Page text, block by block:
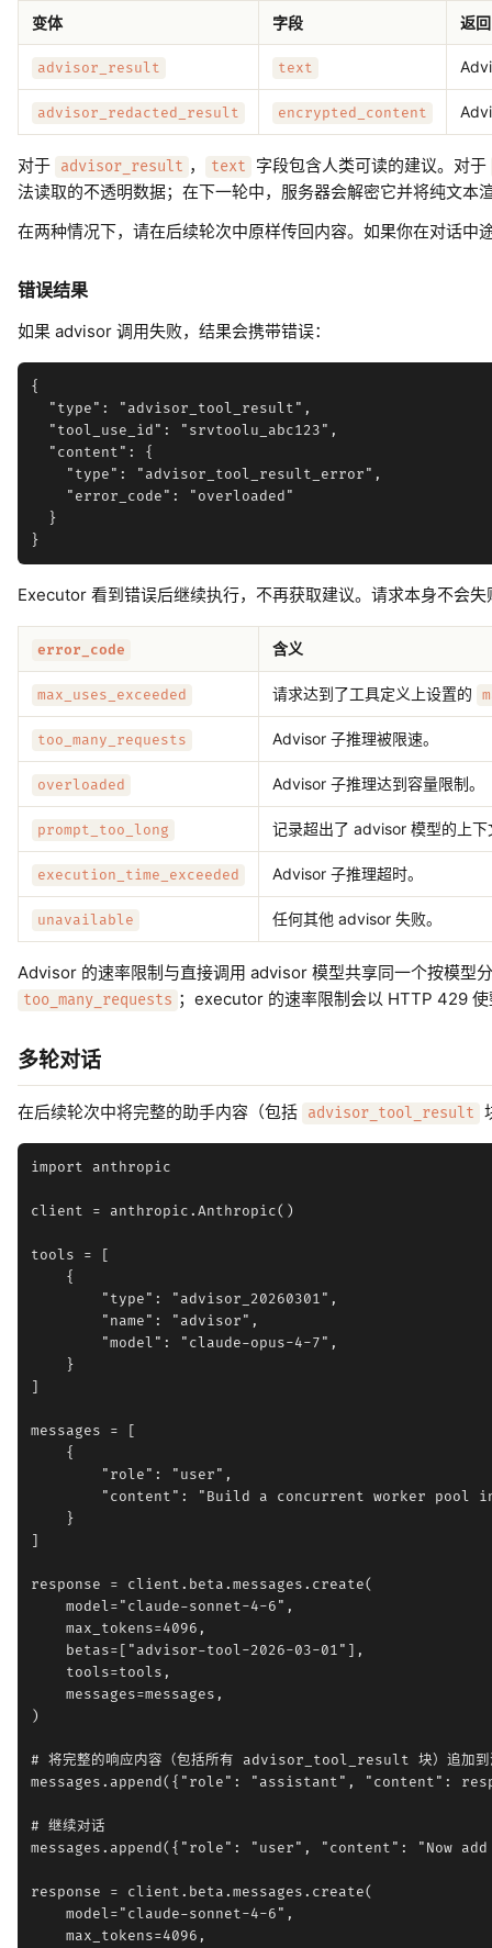
变体 字段 返
advisor_result text
advisor_redacted_result encrypted_content
对于 advisor_result ， text
字段包含人类可读的建议。对于
法读取的不透明数据；在下一轮中，服务器会解密它并将纯文本
在两种情况下，请在后续轮次中原样传回内容。如果你在对话
错误结果
如果 advisor 调用失败，结果会携带错误：
{
  "type": "advisor_tool_result",
  "tool_use_id": "srvtoolu_abc123",
  "content": {
    "type": "advisor_tool_result_error",
    "error_code": "overloaded"
  }
Executor 看到错误后继续执行，不再获取建议。请求本身不会失
error_code 含义
max_uses_exceeded 请求达到了工具定义上设置的
too_many_requests Advisor 子推理被限速。
overloaded Advisor 子推理达到容量限制。
prompt_too_long 记录超出了 advisor 模型的上下
execution_time_exceeded Advisor 子推理超时。
unavailable 任何其他 advisor 失败。
Advisor 的速率限制与直接调用 advisor 模型共享同一个按模型
too_many_requests ；executor 的速率限制会以 HTTP 429
多轮对话
在后续轮次中将完整的助手内容（包括 advisor_tool_result
import anthropic
client = anthropic.Anthropic()
tools = [
    {
        "type": "advisor_20260301",
        "name": "advisor",
        "model": "claude-opus-4-7",
    }
]
messages = [
    {
        "role": "user",
"content": "Build a concurrent worker pool
    }
]
response = client.beta.messages.create(
    model="claude-sonnet-4-6",
    max_tokens=4096,
    betas=["advisor-tool-2026-03-01"],
    tools=tools,
    messages=messages,
)
# 将完整的响应内容（包括所有 advisor_tool_result 块）追加到
messages.append({"role": "assistant", "content":
# 继续对话
messages.append({"role": "user", "content": "Now
response = client.beta.messages.create(
    model="claude-sonnet-4-6",
    max_tokens=4096,